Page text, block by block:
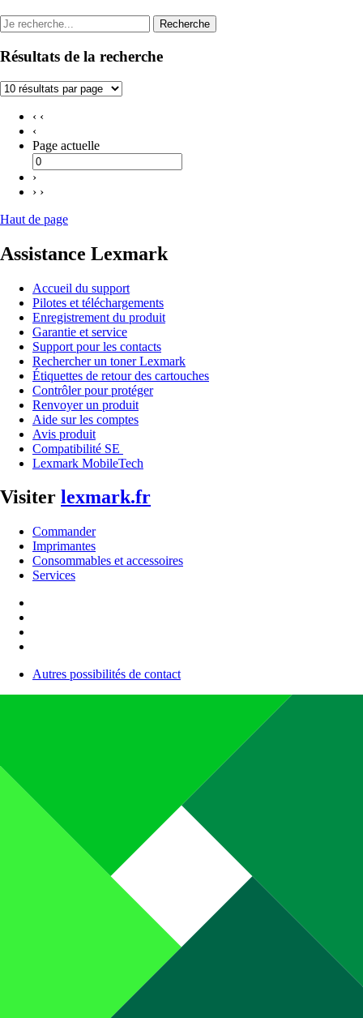
Recherche
Résultats de la recherche
‹ ‹
‹
Page actuelle
›
› ›
Haut de page
Assistance Lexmark
Accueil du support
Pilotes et téléchargements
Enregistrement du produit
Garantie et service
Support pour les contacts
Rechercher un toner Lexmark
Étiquettes de retour des cartouches
Contrôler pour protéger
Renvoyer un produit
Aide sur les comptes
Avis produit
Compatibilité SE
Lexmark MobileTech
Visiter lexmark.fr
Commander
Imprimantes
Consommables et accessoires
Services
Autres possibilités de contact